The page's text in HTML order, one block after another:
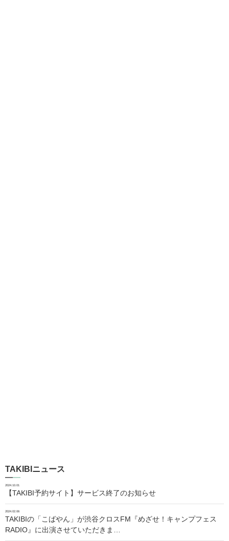
TAKIBIニュース
2024.10.01
【TAKIBI予約サイト】サービス終了のお知らせ
2024.02.06
TAKIBIの「こばやん」が渋谷クロスFM『めざせ！キャンプフェス
RADIO』に出演させていただきま…